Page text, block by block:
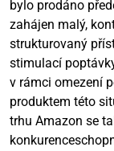
bylo prodáno
zahájen malý,
strukturovaný
stimulací
v rámci omezení
produktem této
trhu Amazon se